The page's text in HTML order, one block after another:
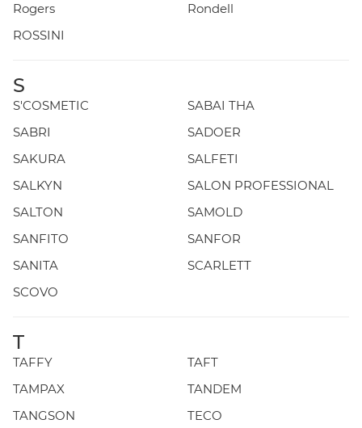
Rogers
Rondell
ROSSINI
S
S'COSMETIC
SABAI THA
SABRI
SADOER
SAKURA
SALFETI
SALKYN
SALON PROFESSIONAL
SALTON
SAMOLD
SANFITO
SANFOR
SANITA
SCARLETT
SCOVO
T
TAFFY
TAFT
TAMPAX
TANDEM
TANGSON
TECO